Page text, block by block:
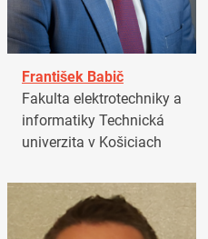
František Babič
Fakulta elektrotechniky a
informatiky Technická
univerzita v Košiciach